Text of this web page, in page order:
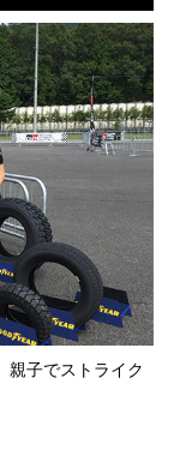
親子でストライク